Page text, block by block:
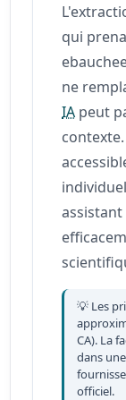
qui
ne
IA peut
💡 Les
CA). La
dans
officiel.